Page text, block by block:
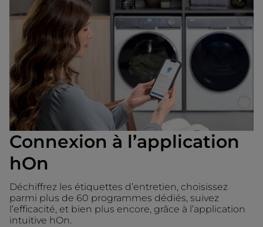
Connexion à l’application
hOn
Déchiffrez les étiquettes d’entretien, choisissez
parmi plus de 60 programmes dédiés, suivez
l’efficacité, et bien plus encore, grâce à l’application
intuitive hOn.